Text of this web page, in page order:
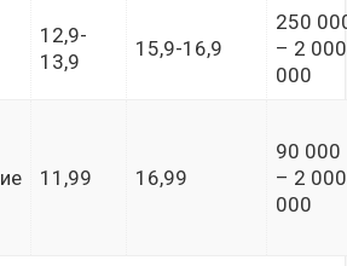
12,9-
13,9
15,9-16,9
250
– 2 000
000
11,99 16,99
90 000
– 2 000
000